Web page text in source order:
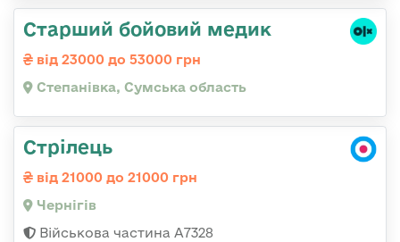
Старший бойовий медик
від 23000 до 53000 грн
Степанівка, Сумська область
Стрілець
від 21000 до 21000 грн
Чернігів
Військова частина А7328